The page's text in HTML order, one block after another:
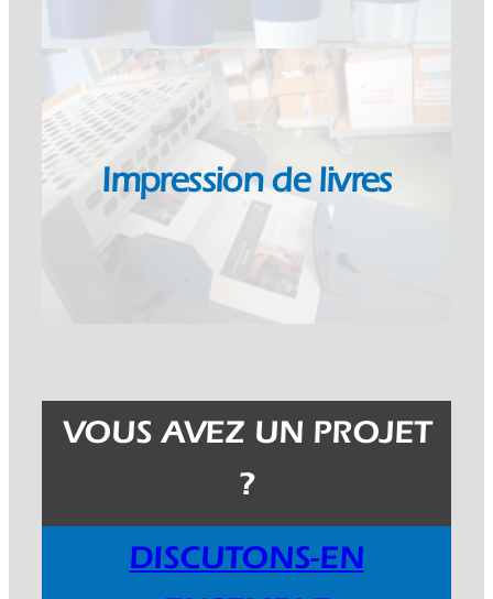
Impression de livres
VOUS AVEZ UN PROJET
?
DISCUTONS-EN